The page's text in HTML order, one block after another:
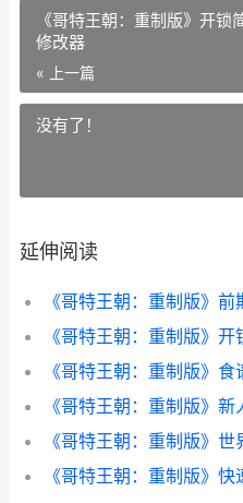
《哥特王朝：重制版》开
修改器
« 上一篇
没有了！
延伸阅读